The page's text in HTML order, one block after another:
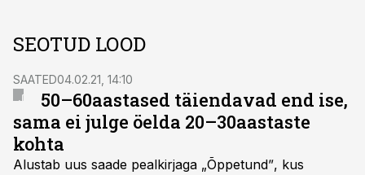
SEOTUD LOOD
SAATED04.02.21, 14:10
50–60aastased täiendavad end ise,
sama ei julge öelda 20–30aastaste
kohta
Alustab uus saade pealkirjaga „Õppetundˮ, kus